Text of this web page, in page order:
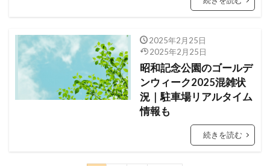
2025年2月25日
2025年2月25日
昭和記念公園のゴールデ
ンウィーク2025混雑状
況｜駐車場リアルタイム
情報も
続きを読む